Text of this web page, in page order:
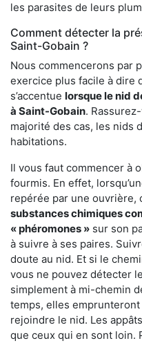
les parasites de leurs
Comment détecter la
Saint-Gobain ?
Nous commencerons par
exercice plus facile à dire
s’accentue lorsque le nid
à Saint-Gobain.
majorité des cas, les nids
habitations.
Il vous faut commencer à
fourmis. En effet,
repérée par une ouvrière,
substances chimiques
« phéromones » sur son
à suivre à ses paires.
doute au nid. Et si le
vous ne pouvez détecter
simplement à mi-chemin
temps, elles
rejoindre le nid. Les
que ceux qui en sont loin.